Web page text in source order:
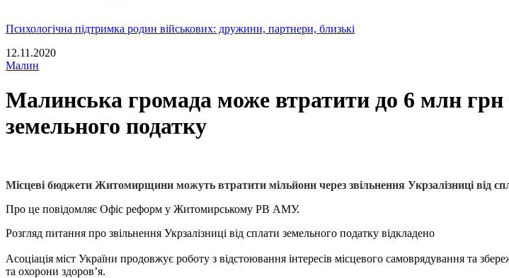
Психологічна підтримка родин військових: дружини, партнери, близькі
12.11.2020
Малин
Малинська громада може втратити до 6 млн грн
земельного податку
Місцеві бюджети Житомирщини можуть втратити мільйони через звільнення Укрзалізниці від
Про це повідомляє Офіс реформ у Житомирському РВ АМУ.
Розгляд питання про звільнення Укрзалізниці від сплати земельного податку відкладено
Асоціація міст України продовжує роботу з відстоювання інтересів місцевого самоврядування та
та охорони здоров’я.